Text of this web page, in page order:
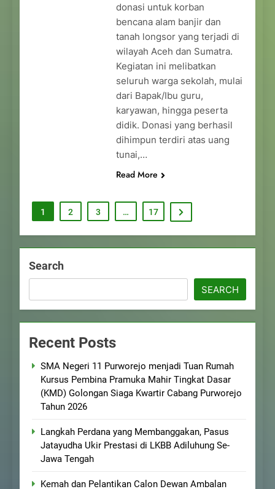
donasi untuk korban
bencana alam banjir dan
tanah longsor yang terjadi di
wilayah Aceh dan Sumatra.
Kegiatan ini melibatkan
seluruh warga sekolah, mulai
dari Bapak/Ibu guru,
karyawan, hingga peserta
didik. Donasi yang berhasil
dihimpun terdiri atas uang
tunai,…
Read More
1 2 3 … 17
Search
SEARCH
Recent Posts
SMA Negeri 11 Purworejo menjadi Tuan Rumah
Kursus Pembina Pramuka Mahir Tingkat Dasar
(KMD) Golongan Siaga Kwartir Cabang Purworejo
Tahun 2026
Langkah Perdana yang Membanggakan, Pasus
Jatayudha Ukir Prestasi di LKBB Adiluhung Se-
Jawa Tengah
Kemah dan Pelantikan Calon Dewan Ambalan